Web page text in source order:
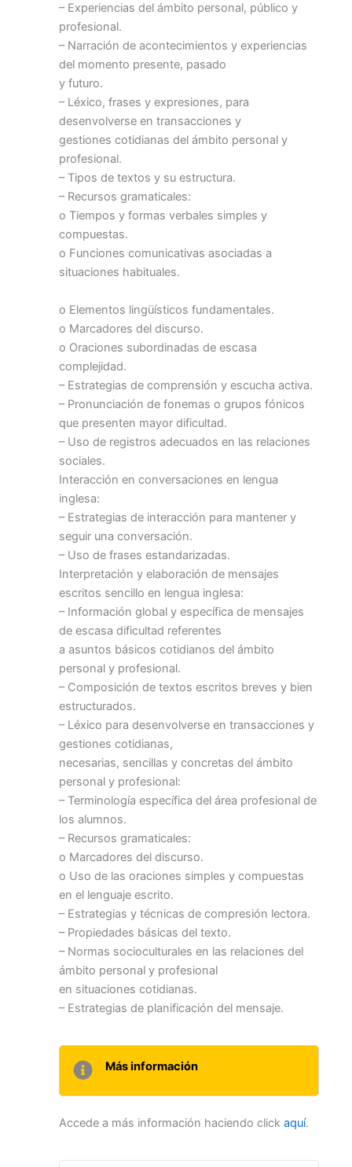
– Experiencias del ámbito personal, público y
profesional.
– Narración de acontecimientos y experiencias
del momento presente, pasado
y futuro.
– Léxico, frases y expresiones, para
desenvolverse en transacciones y
gestiones cotidianas del ámbito personal y
profesional.
– Tipos de textos y su estructura.
– Recursos gramaticales:
o Tiempos y formas verbales simples y
compuestas.
o Funciones comunicativas asociadas a
situaciones habituales.
o Elementos lingüísticos fundamentales.
o Marcadores del discurso.
o Oraciones subordinadas de escasa
complejidad.
– Estrategias de comprensión y escucha activa.
– Pronunciación de fonemas o grupos fónicos
que presenten mayor dificultad.
– Uso de registros adecuados en las relaciones
sociales.
Interacción en conversaciones en lengua
inglesa:
– Estrategias de interacción para mantener y
seguir una conversación.
– Uso de frases estandarizadas.
Interpretación y elaboración de mensajes
escritos sencillo en lengua inglesa:
– Información global y específica de mensajes
de escasa dificultad referentes
a asuntos básicos cotidianos del ámbito
personal y profesional.
– Composición de textos escritos breves y bien
estructurados.
– Léxico para desenvolverse en transacciones y
gestiones cotidianas,
necesarias, sencillas y concretas del ámbito
personal y profesional:
– Terminología específica del área profesional de
los alumnos.
– Recursos gramaticales:
o Marcadores del discurso.
o Uso de las oraciones simples y compuestas
en el lenguaje escrito.
– Estrategias y técnicas de compresión lectora.
– Propiedades básicas del texto.
– Normas socioculturales en las relaciones del
ámbito personal y profesional
en situaciones cotidianas.
– Estrategias de planificación del mensaje.
Más información
Accede a más información haciendo click aquí.